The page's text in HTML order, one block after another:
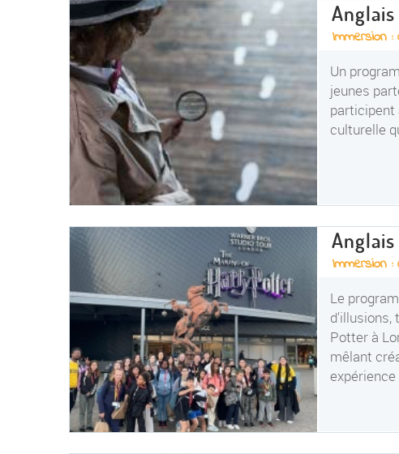
Immersion :
Un
jeunes
participent
culturelle
Immersion :
Le
d'illusions,
Potter à
mêlant